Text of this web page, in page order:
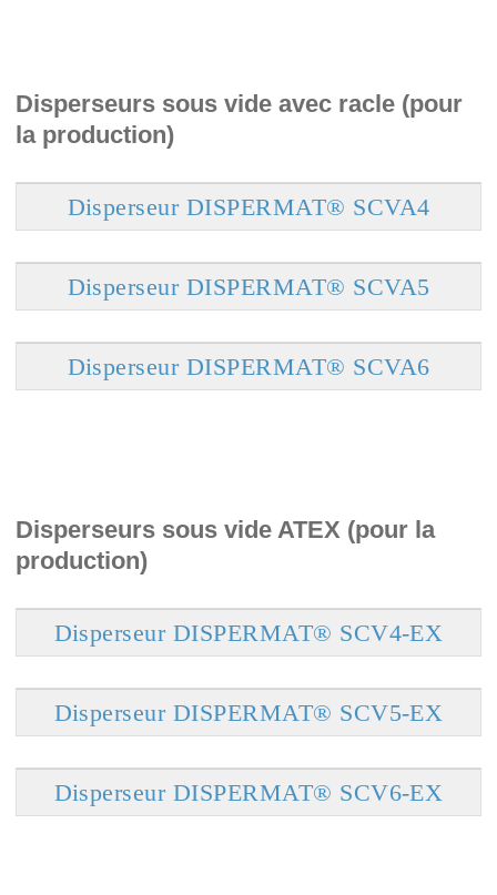
Disperseurs sous vide avec racle (pour
la production)
Disperseur DISPERMAT® SCVA4
Disperseur DISPERMAT® SCVA5
Disperseur DISPERMAT® SCVA6
Disperseurs sous vide ATEX (pour la
production)
Disperseur DISPERMAT® SCV4-EX
Disperseur DISPERMAT® SCV5-EX
Disperseur DISPERMAT® SCV6-EX